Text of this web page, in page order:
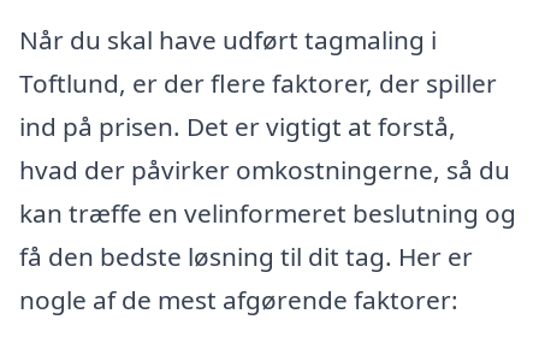
Når du skal have udført tagmaling i
Toftlund, er der flere faktorer, der spiller
ind på prisen. Det er vigtigt at forstå,
hvad der påvirker omkostningerne, så du
kan træffe en velinformeret beslutning og
få den bedste løsning til dit tag. Her er
nogle af de mest afgørende faktorer: